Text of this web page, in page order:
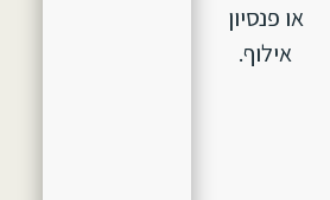
או פנסיון
אילוף.